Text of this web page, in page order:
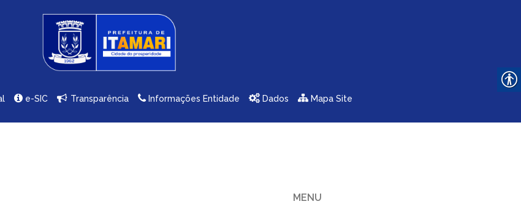
e-SIC Transparência Informações Entidade Dados Mapa Site
MENU